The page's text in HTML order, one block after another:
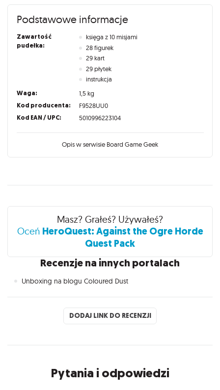
Podstawowe informacje
Zawartość
pudełka:
księga z 10 misjami
28 figurek
29 kart
29 płytek
instrukcja
Waga: 1,5 kg
Kod producenta: F9528UU0
Kod EAN / UPC: 5010996223104
Opis w serwisie Board Game Geek
Recenzje
Masz? Grałeś? Używałeś?
Oceń HeroQuest: Against the Ogre Horde
Quest Pack
Recenzje na innych portalach
Unboxing na blogu Coloured Dust
DODAJ LINK DO RECENZJI
Pytania i odpowiedzi